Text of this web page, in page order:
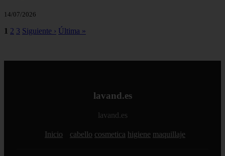
14/07/2026
1 2 3 Siguiente › Última »
lavand.es
lavand.es
Inicio cabello cosmetica higiene maquillaje